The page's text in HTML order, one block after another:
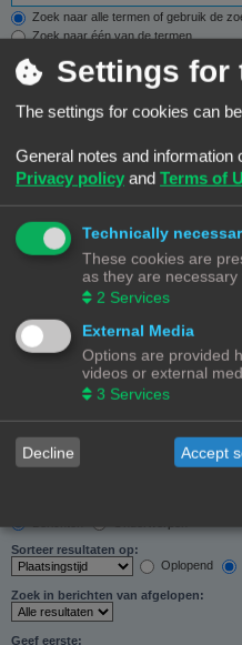
Zoek naar alle termen of gebruik de
Zoek naar één van de termen
Zoek naar auteur:
Gebruik * als een joker voor gedeeltelijke
Zoeken in forums:
Selecteer het forum of de forums die je
doorzocht als je “Doorzoek subforums“
Doorzoek subforums:
Nee
Alleen berichtonderwerpen en tekst
Alleen tekst
Alleen onderwerptitels
Alleen eerste bericht van onderwerp
Sorteer resultaten op:
Oplopend
Zoek in berichten van afgelopen:
Geef eerste:
Settings for
The settings for cookies can
General notes and information
Privacy policy and Terms of
Technically
These cookies are
as they are necessary
2 Services
External Media
Options are provided
videos or external
3 Services
Decline Accept